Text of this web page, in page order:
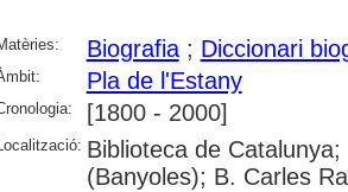
Biografia; Diccionari
Pla de l'Estany
[1800 - 2000]
Biblioteca de
(Banyoles); B. Carles